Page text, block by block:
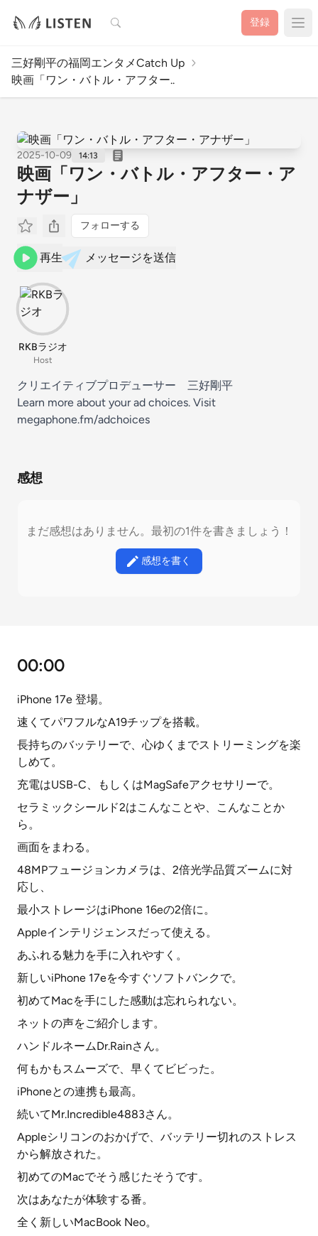
検索 登録
三好剛平の福岡エンタメCatch Up
映画「ワン・バトル・アフター..
2025-10-09 14:13
映画「ワン・バトル・アフター・ア
ナザー」
フォローする
再生 メッセージを送信
RKBラジオ
Host
クリエイティブプロデューサー 三好剛平
Learn more about your ad choices. Visit
megaphone.fm/adchoices
感想
まだ感想はありません。最初の1件を書きましょう！
感想を書く
00:00
iPhone 17e 登場。
速くてパワフルなA19チップを搭載。
長持ちのバッテリーで、心ゆくまでストリーミングを楽
しめて。
充電はUSB-C、もしくはMagSafeアクセサリーで。
セラミックシールド2はこんなことや、こんなことか
ら。
画面をまわる。
48MPフュージョンカメラは、2倍光学品質ズームに対
応し、
最小ストレージはiPhone 16eの2倍に。
Appleインテリジェンスだって使える。
あふれる魅力を手に入れやすく。
新しいiPhone 17eを今すぐソフトバンクで。
初めてMacを手にした感動は忘れられない。
ネットの声をご紹介します。
ハンドルネームDr.Rainさん。
何もかもスムーズで、早くてビビった。
iPhoneとの連携も最高。
続いてMr.Incredible4883さん。
Appleシリコンのおかげで、バッテリー切れのストレス
から解放された。
初めてのMacでそう感じたそうです。
次はあなたが体験する番。
全く新しいMacBook Neo。